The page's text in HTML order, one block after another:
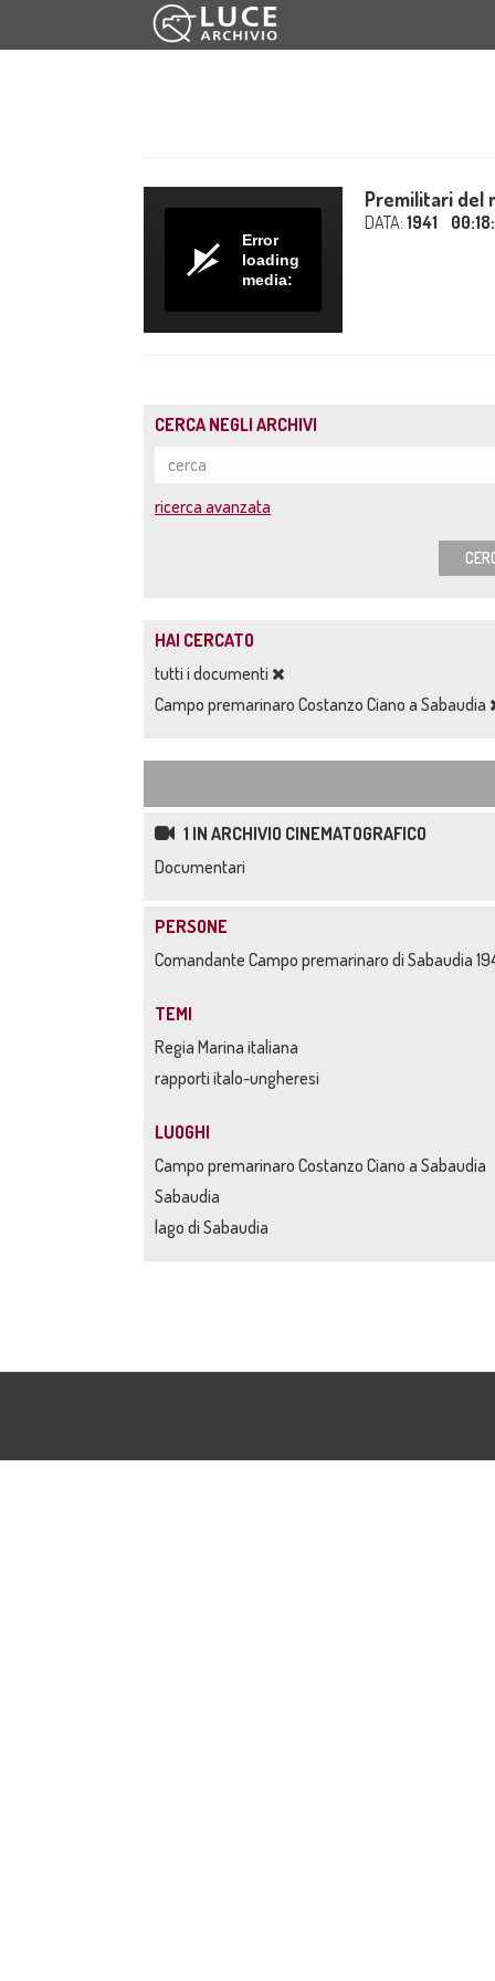
Error
loading
media:
Premilitari del
DATA: 1941
CERCA NEGLI ARCHIVI
ricerca avanzata
HAI CERCATO
tutti i documenti
Campo premarinaro Costanzo Ciano a Sabaudia
1 IN ARCHIVIO CINEMATOGRAFICO
Documentari
PERSONE
Comandante Campo premarinaro di Sabaudia
TEMI
Regia Marina italiana
rapporti italo-ungheresi
LUOGHI
Campo premarinaro Costanzo Ciano a Sabaudia
Sabaudia
lago di Sabaudia